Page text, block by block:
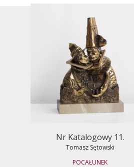
Nr Katalogowy 11.
Tomasz Sętowski
POCAŁUNEK